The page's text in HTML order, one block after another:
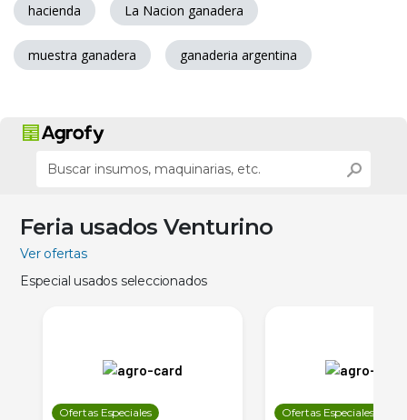
hacienda La Nacion ganadera
muestra ganadera ganaderia argentina
Feria usados Venturino
Ver ofertas
Especial usados seleccionados
Ofertas Especiales Ofertas Especiales